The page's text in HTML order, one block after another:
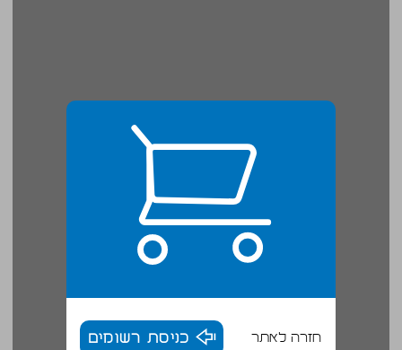
חזרה לאתר כניסת רשומים